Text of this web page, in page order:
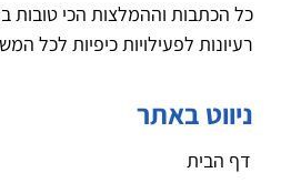
כל הכתבות וההמלצות הכי טובות
רעיונות לפעילויות כיפיות לכל
ניווט באתר
דף הבית